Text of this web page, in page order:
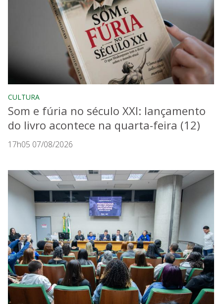
CULTURA
Som e fúria no século XXI: lançamento
do livro acontece na quarta-feira (12)
17h05 07/08/2026